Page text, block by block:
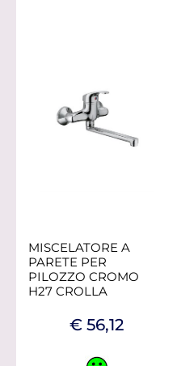
MISCELATORE A
PARETE PER
PILOZZO CROMO
H27 CROLLA
€ 56,12